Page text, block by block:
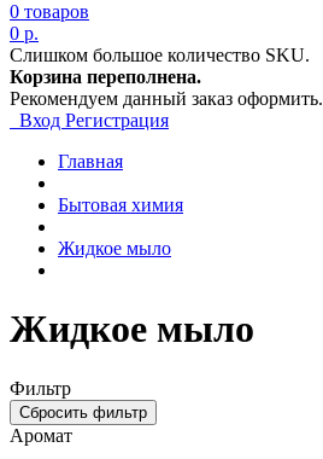
0 товаров
0 р.
Слишком большое количество SKU.
Корзина переполнена.
Рекомендуем данный заказ оформить.
Вход Регистрация
Главная
Бытовая химия
Жидкое мыло
Жидкое мыло
Фильтр
Сбросить фильтр
Аромат